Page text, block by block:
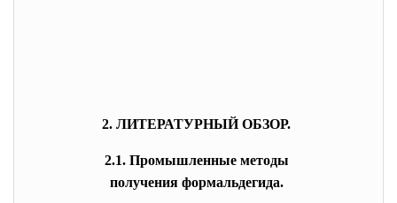
2. ЛИТЕРАТУРНЫЙ ОБЗОР.
2.1. Промышленные методы
получения формальдегида.